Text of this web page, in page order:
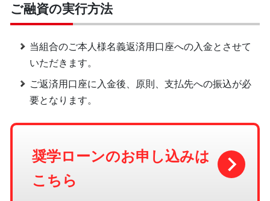
ご融資の実行方法
当組合のご本人様名義返済用口座への入金とさせて
いただきます。
ご返済用口座に入金後、原則、支払先への振込が必
要となります。
奨学ローンのお申し込みは
こちら